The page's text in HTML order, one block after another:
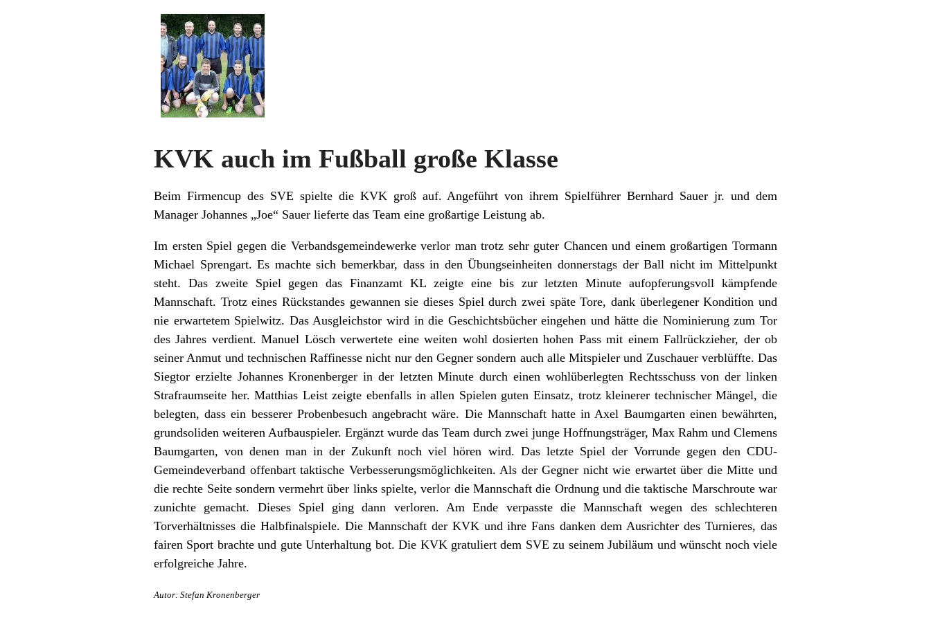
KVK auch im Fußball große Klasse
Beim Firmencup des SVE spielte die KVK groß auf. Angeführt von ihrem Spielführer Bernhard Sauer jr. und dem
Manager Johannes „Joe“ Sauer lieferte das Team eine großartige Leistung ab.
Im ersten Spiel gegen die Verbandsgemeindewerke verlor man trotz sehr guter Chancen und einem großartigen Tormann
Michael Sprengart. Es machte sich bemerkbar, dass in den Übungseinheiten donnerstags der Ball nicht im Mittelpunkt
steht. Das zweite Spiel gegen das Finanzamt KL zeigte eine bis zur letzten Minute aufopferungsvoll kämpfende
Mannschaft. Trotz eines Rückstandes gewannen sie dieses Spiel durch zwei späte Tore, dank überlegener Kondition und
nie erwartetem Spielwitz. Das Ausgleichstor wird in die Geschichtsbücher eingehen und hätte die Nominierung zum Tor
des Jahres verdient. Manuel Lösch verwertete eine weiten wohl dosierten hohen Pass mit einem Fallrückzieher, der ob
seiner Anmut und technischen Raffinesse nicht nur den Gegner sondern auch alle Mitspieler und Zuschauer verblüffte. Das
Siegtor erzielte Johannes Kronenberger in der letzten Minute durch einen wohlüberlegten Rechtsschuss von der linken
Strafraumseite her. Matthias Leist zeigte ebenfalls in allen Spielen guten Einsatz, trotz kleinerer technischer Mängel, die
belegten, dass ein besserer Probenbesuch angebracht wäre. Die Mannschaft hatte in Axel Baumgarten einen bewährten,
grundsoliden weiteren Aufbauspieler. Ergänzt wurde das Team durch zwei junge Hoffnungsträger, Max Rahm und Clemens
Baumgarten, von denen man in der Zukunft noch viel hören wird. Das letzte Spiel der Vorrunde gegen den CDU-
Gemeindeverband offenbart taktische Verbesserungsmöglichkeiten. Als der Gegner nicht wie erwartet über die Mitte und
die rechte Seite sondern vermehrt über links spielte, verlor die Mannschaft die Ordnung und die taktische Marschroute war
zunichte gemacht. Dieses Spiel ging dann verloren. Am Ende verpasste die Mannschaft wegen des schlechteren
Torverhältnisses die Halbfinalspiele. Die Mannschaft der KVK und ihre Fans danken dem Ausrichter des Turnieres, das
fairen Sport brachte und gute Unterhaltung bot. Die KVK gratuliert dem SVE zu seinem Jubiläum und wünscht noch viele
erfolgreiche Jahre.
Autor: Stefan Kronenberger